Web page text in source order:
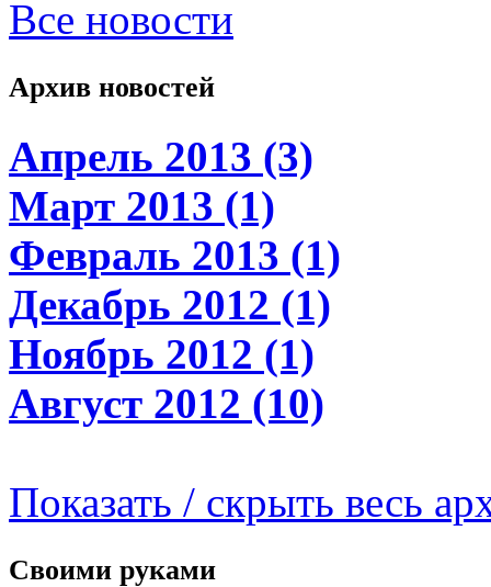
Все новости
Архив новостей
Апрель 2013 (3)
Март 2013 (1)
Февраль 2013 (1)
Декабрь 2012 (1)
Ноябрь 2012 (1)
Август 2012 (10)
Показать / скрыть весь
Своими руками